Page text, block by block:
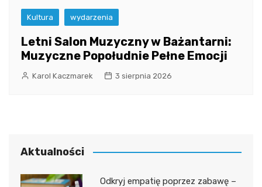
Kultura wydarzenia
Letni Salon Muzyczny w Bażantarni:
Muzyczne Popołudnie Pełne Emocji
Karol Kaczmarek 3 sierpnia 2026
Aktualności
Odkryj empatię poprzez zabawę –